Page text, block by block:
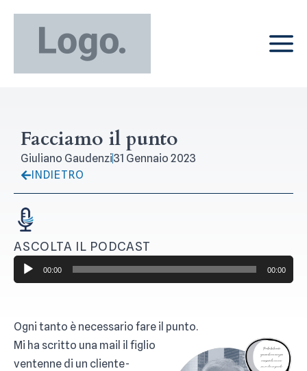
Facciamo il punto
Giuliano Gaudenzi31 Gennaio 2023
INDIETRO
ASCOLTA IL PODCAST
Audio
Player
00:00 00:00
Ogni tanto è necessario fare il punto.
Mi ha scritto una mail il figlio
ventenne di un cliente-